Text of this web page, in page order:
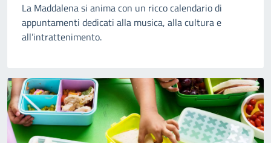
La Maddalena si anima con un ricco calendario di
appuntamenti dedicati alla musica, alla cultura e
all’intrattenimento.